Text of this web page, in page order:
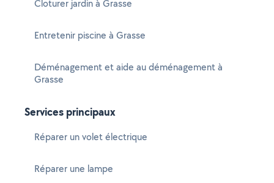
Cloturer jardin à Grasse
Entretenir piscine à Grasse
Déménagement et aide au déménagement à
Grasse
Services principaux
Réparer un volet électrique
Réparer une lampe